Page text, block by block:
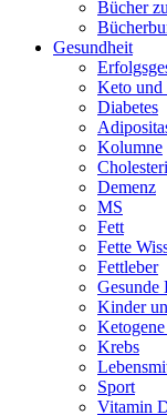
Bücher
Gesundheit
Keto und
Diabetes
Kolumne
Demenz
MS
Fett
Fette
Fettleber
Gesunde
Kinder
Krebs
Sport
Vitamin